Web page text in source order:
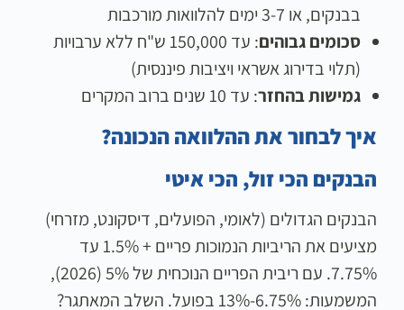
בבנקים, או 3-7 ימים להלוואות מורכבות
סכומים גבוהים
: עד 150,000 ש"ח ללא ערבויות
(תלוי בדירוג אשראי ויציבות פיננסית)
גמישות בהחזר: עד 10 שנים ברוב המקרים
איך לבחור את ההלוואה הנכונה?
הבנקים הכי זול, הכי איטי
הבנקים הגדולים (לאומי, הפועלים, דיסקונט, מזרחי)
מציעים את הריביות הנמוכות פריים + 1.5% עד
7.75%. עם ריבית הפריים הנוכחית של 5% (2026),
המשמעות: 6.75%-13% בפועל. השלב המאתגר?